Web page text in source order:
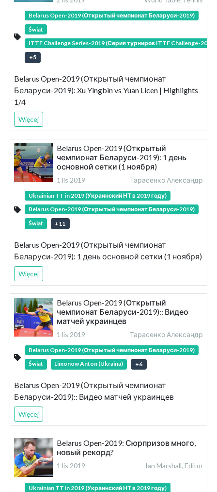
Belarus Open-2019 (Открытый чемпионат Беларуси-2019)
Świat
ITTF Challenge Series-2019 (Серия турниров ITTF Challenge-2019)
+5
Belarus Open-2019 (Открытый чемпионат
Беларуси-2019): Xu Yingbin vs Yuan Licen | Highlights
1/4
Więcej
Belarus Open-2019 (Открытый
чемпионат Беларуси-2019): 1 день
основной сетки (1 ноября)
1 lis 2019 Тарасенко Александр
Ukrainian TT in 2019 (Украинский НТ в 2019 году)
Belarus Open-2019 (Открытый чемпионат Беларуси-2019)
Świat
+11
Belarus Open-2019 (Открытый чемпионат
Беларуси-2019): 1 день основной сетки (1 ноября)
Więcej
Belarus Open-2019 (Открытый
чемпионат Беларуси-2019):: Видео
матчей украинцев
1 lis 2019 Тарасенко Александр
Belarus Open-2019 (Открытый чемпионат Беларуси-2019)
Świat
Limonow Anton (Ukraina) +6
Belarus Open-2019 (Открытый чемпионат
Беларуси-2019):: Видео матчей украинцев
Więcej
Belarus Open-2019: Сюрпризов много,
новый рекорд?
1 lis 2019 Ian Marshall, Editor
Ukrainian TT in 2019 (Украинский НТ в 2019 году)